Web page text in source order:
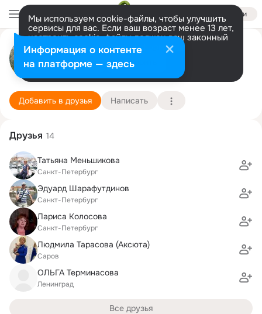
Войти
Мы используем cookie-файлы, чтобы улучшить
сервисы для вас. Если ваш возраст менее 13 лет,
настроить cookie-файлы должен ваш законный
представитель. Больше информации
Разрешить все Настроить
Наталия Лебедева (Малышева)
Санкт-Петербург
193 школа
Подробнее
Добавить в друзья Написать
Друзья 14
Татьяна Меньшикова
Санкт-Петербург
Эдуард Шарафутдинов
Санкт-Петербург
Лариса Колосова
Санкт-Петербург
Людмила Тарасова (Аксюта)
Саров
ОЛЬГА Терминасова
Ленинград
Все друзья
Информация о контенте
на платформе — здесь